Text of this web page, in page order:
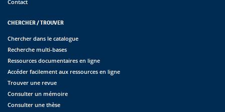
Contact
CHERCHER / TROUVER
Chercher dans le catalogue
Recherche multi-bases
Ressources documentaires en ligne
Accéder facilement aux ressources en ligne
Trouver une revue
Consulter un mémoire
Consulter une thèse